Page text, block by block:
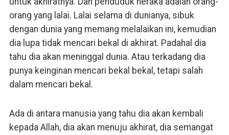
orang yang lalai. Lalai selama di dunianya, sibuk
dengan dunia yang memang melalaikan ini, kemudian
dia lupa tidak mencari bekal di akhirat. Padahal dia
tahu dia akan meninggal dunia. Atau terkadang dia
punya keinginan mencari bekal bekal, tetapi salah
dalam mencari bekal.
Ada di antara manusia yang tahu dia akan kembali
kepada Allah, dia akan menuju akhirat, dia semangat